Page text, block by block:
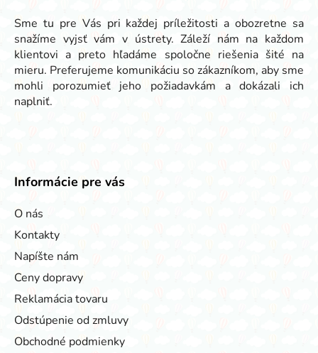
Sme tu pre Vás pri každej príležitosti a obozretne sa
snažíme vyjsť vám v ústrety. Záleží nám na každom
klientovi a preto hľadáme spoločne riešenia šité na
mieru. Preferujeme komunikáciu so zákazníkom, aby sme
mohli porozumieť jeho požiadavkám a dokázali ich
naplniť.
Informácie pre vás
O nás
Kontakty
Napíšte nám
Ceny dopravy
Reklamácia tovaru
Odstúpenie od zmluvy
Obchodné podmienky